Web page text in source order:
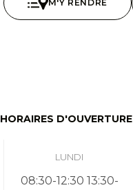
M'Y RENDRE
HORAIRES D'OUVERTURE
LUNDI
08:30-12:30 13:30-